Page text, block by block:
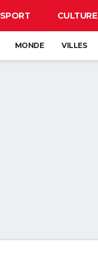
SPORT CULTURE
MONDE VILLES